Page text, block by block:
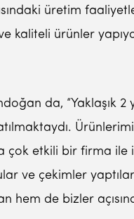
üretim
kaliteli ürünler
da, “Yaklaşık
etkili bir firma ile
ve çekimler
hem de bizler